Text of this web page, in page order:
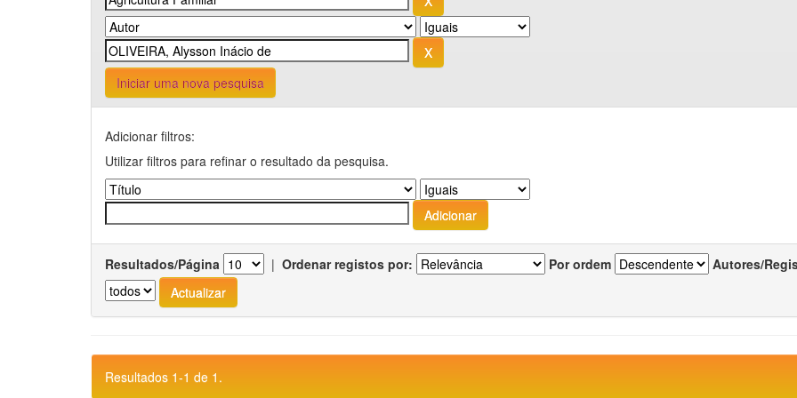
Iniciar uma nova pesquisa
Adicionar filtros:
Utilizar filtros para refinar o resultado da pesquisa.
Resultados/Página | Ordenar registos por: Por ordem Autores/
Resultados 1-1 de 1.